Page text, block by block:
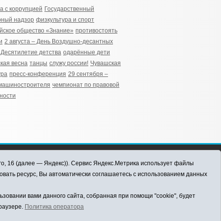
с коррупцией Государственный
надзор физкультура и спорт
общество «Знание» противостоять
2 августа – День Воздушно-десантных
Десятилетие детства одарённые дети
весна танцы служу россии! Чувашская
пресс-конференция 29 сентября –
чемпионат по правовой
16 (далее — Яндекс)). Сервис Яндекс.Метрика использует файлы
ресурс, Вы автоматически соглашаетесь с использованием данных
вами данного сайта, собранная при помощи "cookie", будет
Политика оператора